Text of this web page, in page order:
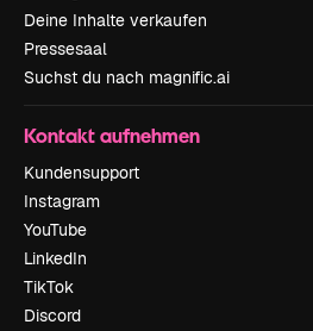
Deine Inhalte verkaufen
Pressesaal
Suchst du nach magnific.ai
Kontakt aufnehmen
Kundensupport
Instagram
YouTube
LinkedIn
TikTok
Discord